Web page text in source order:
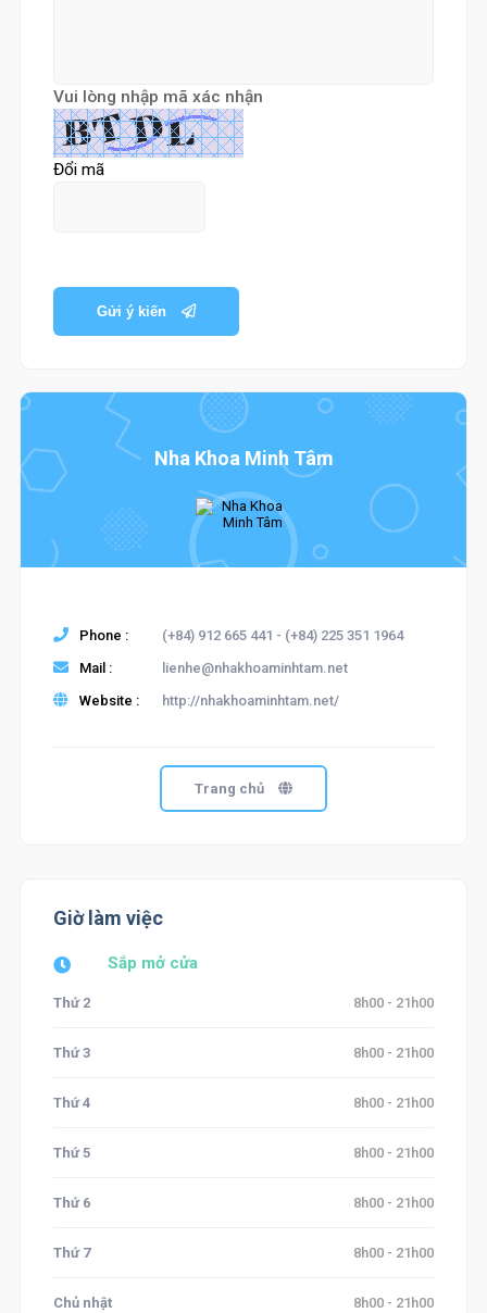
Vui lòng nhập mã xác nhận
Đổi mã
Gửi ý kiến
Nha Khoa Minh Tâm
Phone :
(+84) 912 665 441 - (+84) 225 351 1964
Mail :
lienhe@nhakhoaminhtam.net
Website :
http://nhakhoaminhtam.net/
Trang chủ
Giờ làm việc
Sắp mở cửa
Thứ 2 8h00 - 21h00
Thứ 3 8h00 - 21h00
Thứ 4 8h00 - 21h00
Thứ 5 8h00 - 21h00
Thứ 6 8h00 - 21h00
Thứ 7 8h00 - 21h00
Chủ nhật 8h00 - 21h00